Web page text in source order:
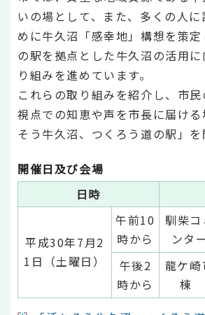
いの場として、また、多くの人
めに牛久沼「感幸地」構想を策
の駅を拠点とした牛久沼の活用
り組みを進めています。
これらの取り組みを紹介し、市
視点での知恵や声を市長に届け
そう牛久沼、つくろう道の駅」を
日時
開催日及び会場
平成30年7月2
1日（土曜日）
午前10
時から
馴柴コ
ンタ
午後2
時から
龍ケ
棟